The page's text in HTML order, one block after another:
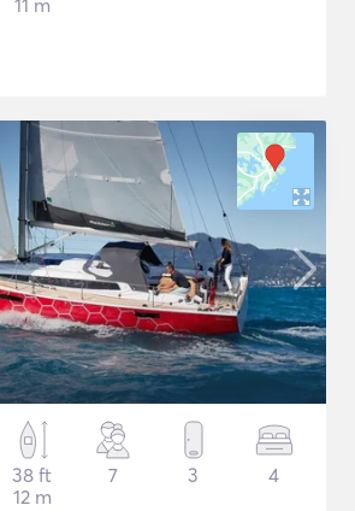
11 m
38 ft
12 m
7 3 4